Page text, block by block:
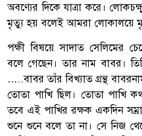
অবণ্যের দিকে যাত্রা করে।
মৃত্যু হয় বলেই আমরা লোকালয়ে
পক্ষী বিষয়ে সাদাত সেলিমের
বলে গেছেন। তার নাম বাবর।
…..বাবর তাঁর বিখ্যাত গ্রন্থ
তোতা পাখি ছিল। তোতা পাখি
তবে এই পাখির রক্ষক একদিন
শুনে শুনে বলে তা না। সে নিজ